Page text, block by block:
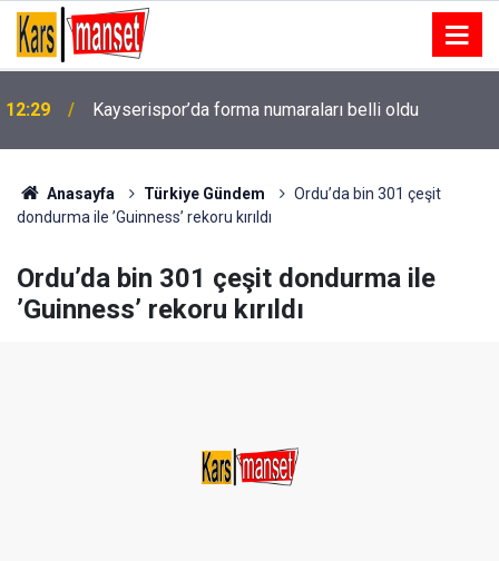
12:29 Kayserispor’da forma numaraları belli oldu
Anasayfa Türkiye Gündem
Ordu’da bin 301 çeşit
dondurma ile ’Guinness’ rekoru kırıldı
Ordu’da bin 301 çeşit dondurma ile
’Guinness’ rekoru kırıldı